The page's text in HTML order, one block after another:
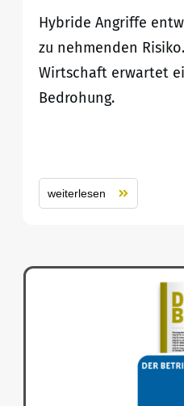
Hybride Angriffe
zu nehmenden
Wirtschaft erwartet
Bedrohung.
weiterlesen